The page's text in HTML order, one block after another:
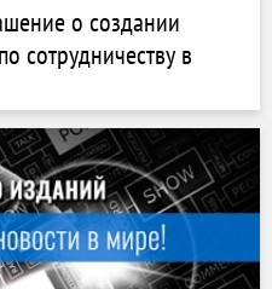
о создании
сотрудничеству в